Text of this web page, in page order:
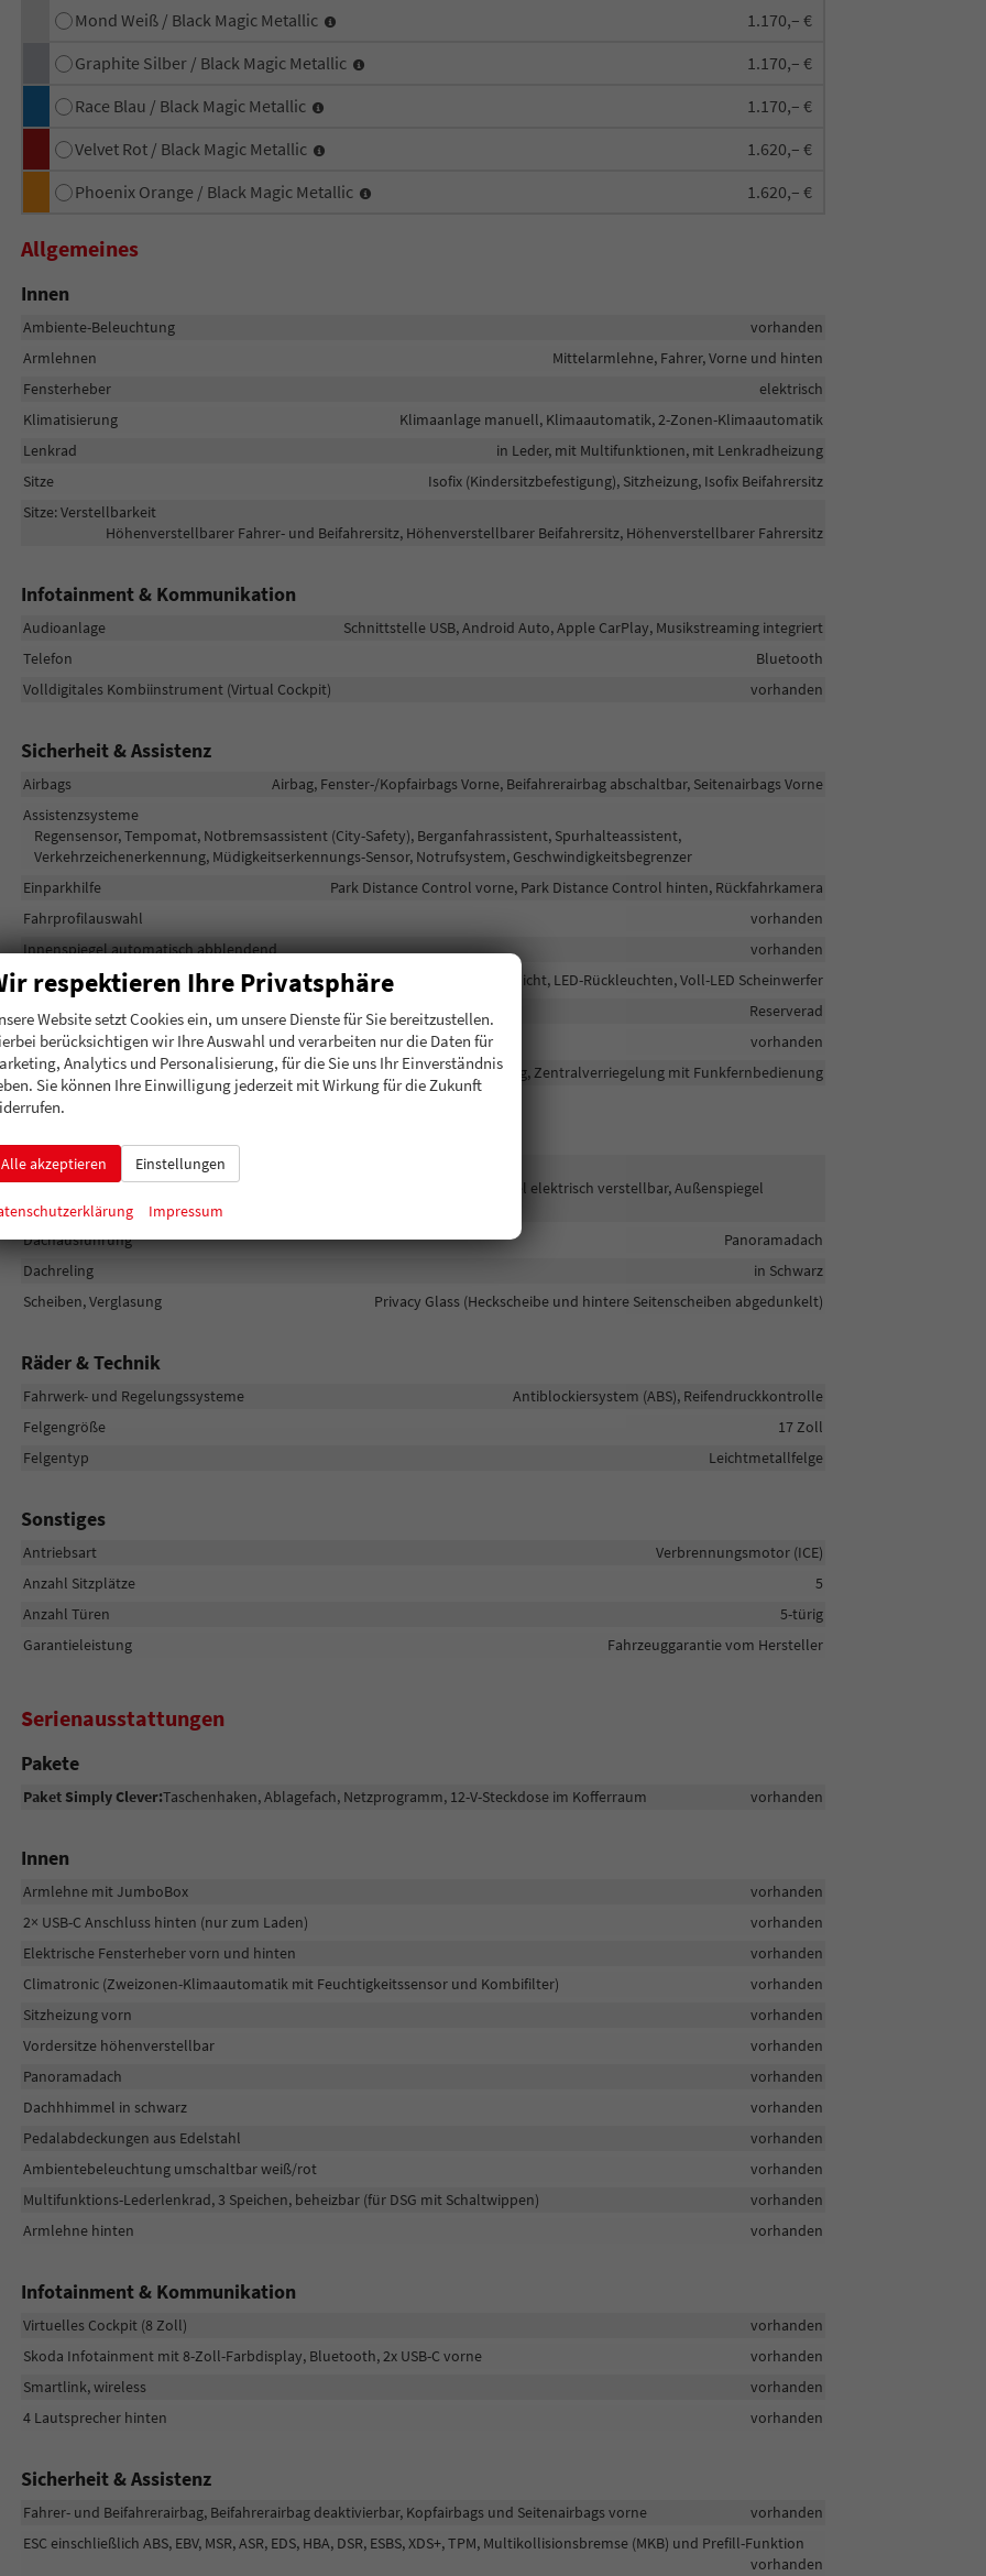
Mond Weiß / Black Magic Metallic
1.170,– €
Graphite Silber / Black Magic Metallic
1.170,– €
Race Blau / Black Magic Metallic
1.170,– €
Velvet Rot / Black Magic Metallic
1.620,– €
Phoenix Orange / Black Magic Metallic
1.620,– €
Allgemeines
Innen
Ambiente-Beleuchtung
vorhanden
Armlehnen
Mittelarmlehne, Fahrer, Vorne und hinten
Fensterheber
elektrisch
Klimatisierung
Klimaanlage manuell, Klimaautomatik, 2-Zonen-Klimaautomatik
Lenkrad
in Leder, mit Multifunktionen, mit Lenkradheizung
Sitze
Isofix (Kindersitzbefestigung), Sitzheizung, Isofix Beifahrersitz
Sitze: Verstellbarkeit
Höhenverstellbarer Fahrer- und Beifahrersitz, Höhenverstellbarer Beifahrersitz, Höhenverstellbarer Fahrersitz
Infotainment & Kommunikation
Audioanlage
Schnittstelle USB, Android Auto, Apple CarPlay, Musikstreaming integriert
Telefon
Bluetooth
Volldigitales Kombiinstrument (Virtual Cockpit)
vorhanden
Sicherheit & Assistenz
Airbags
Airbag, Fenster-/Kopfairbags Vorne, Beifahrerairbag abschaltbar, Seitenairbags Vorne
Assistenzsysteme
Regensensor, Tempomat, Notbremsassistent (City-Safety), Berganfahrassistent, Spurhalteassistent,
Verkehrzeichenerkennung, Müdigkeitserkennungs-Sensor, Notrufsystem, Geschwindigkeitsbegrenzer
Einparkhilfe
Park Distance Control vorne, Park Distance Control hinten, Rückfahrkamera
Fahrprofilauswahl
vorhanden
Innenspiegel automatisch abblendend
vorhanden
Lichttechnik
Lichtsensor, Nebelscheinwerfer mit Kurvenlicht, LED-Rückleuchten, Voll-LED Scheinwerfer
Pannenhilfe
Reserverad
Waschwasserstandsanzeige
vorhanden
Zentralverriegelung
Zentralverriegelung, Zentralverriegelung mit Funkfernbedienung
Außenspiegel
Außenspiegel elektrisch anklappbar, Außenspiegel beheizbar, Außenspiegel elektrisch verstellbar, Außenspiegel
automatisch abblendend
Dachausführung
Panoramadach
Dachreling
in Schwarz
Scheiben, Verglasung
Privacy Glass (Heckscheibe und hintere Seitenscheiben abgedunkelt)
Räder & Technik
Fahrwerk- und Regelungssysteme
Antiblockiersystem (ABS), Reifendruckkontrolle
Felgengröße
17 Zoll
Felgentyp
Leichtmetallfelge
Sonstiges
Antriebsart
Verbrennungsmotor (ICE)
Anzahl Sitzplätze
5
Anzahl Türen
5-türig
Garantieleistung
Fahrzeuggarantie vom Hersteller
Serienausstattungen
Pakete
Paket Simply Clever:Taschenhaken, Ablagefach, Netzprogramm, 12-V-Steckdose im Kofferraum vorhanden
Innen
Armlehne mit JumboBox
vorhanden
2× USB-C Anschluss hinten (nur zum Laden)
vorhanden
Elektrische Fensterheber vorn und hinten
vorhanden
Climatronic (Zweizonen-Klimaautomatik mit Feuchtigkeitssensor und Kombifilter)
vorhanden
Sitzheizung vorn
vorhanden
Vordersitze höhenverstellbar
vorhanden
Panoramadach
vorhanden
Dachhhimmel in schwarz
vorhanden
Pedalabdeckungen aus Edelstahl
vorhanden
Ambientebeleuchtung umschaltbar weiß/rot
vorhanden
Multifunktions-Lederlenkrad, 3 Speichen, beheizbar (für DSG mit Schaltwippen)
vorhanden
Armlehne hinten
vorhanden
Infotainment & Kommunikation
Virtuelles Cockpit (8 Zoll)
vorhanden
Skoda Infotainment mit 8-Zoll-Farbdisplay, Bluetooth, 2x USB-C vorne
vorhanden
Smartlink, wireless
vorhanden
4 Lautsprecher hinten
vorhanden
Sicherheit & Assistenz
Fahrer- und Beifahrerairbag, Beifahrerairbag deaktivierbar, Kopfairbags und Seitenairbags vorne
vorhanden
ESC einschließlich ABS, EBV, MSR, ASR, EDS, HBA, DSR, ESBS, XDS+, TPM, Multikollisionsbremse (MKB) und Prefill-Funktion
vorhanden
respektieren Ihre Privatsphäre
Website setzt Cookies ein, um unsere Dienste für Sie bereitzustellen.
berücksichtigen wir Ihre Auswahl und verarbeiten nur die Daten für
Analytics und Personalisierung, für die Sie uns Ihr Einverständnis
Sie können Ihre Einwilligung jederzeit mit Wirkung für die Zukunft
Alle akzeptieren Einstellungen
Impressum